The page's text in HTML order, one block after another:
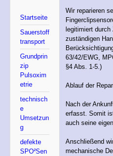
Startseite
Sauerstoff
transport
Grundprin
zip
Pulsoxim
etrie
technisch
e
Umsetzun
g
defekte
SPO²Sen
Wir reparieren
legitimiert durch
zuständigen
63/42/EWG,
§4 Abs. 1-5.)
Ablauf der
Nach der
erfasst. Somit
auch seine
Anschließend
mechanische